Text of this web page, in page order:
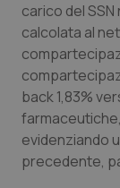
Marche
Molise
Piemonte
Donna &
Epatiti
HIV
Infezioni
carico del
calcolata al
back 1,83%
evidenziando
precedente,